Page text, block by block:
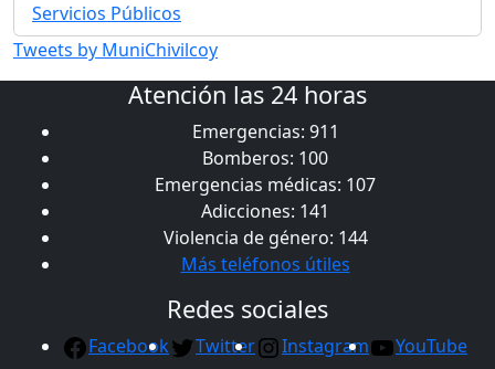
Servicios Públicos
Tweets by MuniChivilcoy
Atención las 24 horas
Emergencias: 911
Bomberos: 100
Emergencias médicas: 107
Adicciones: 141
Violencia de género: 144
Más teléfonos útiles
Redes sociales
Facebook Twitter Instagram YouTube